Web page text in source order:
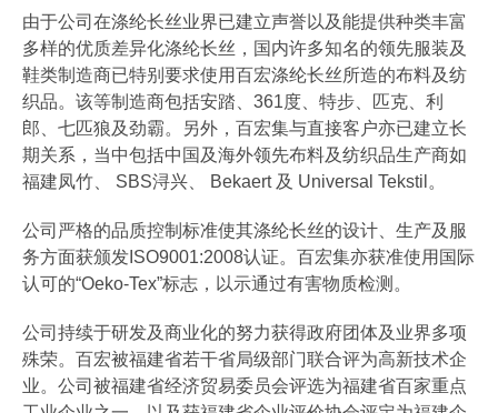
由于公司在涤纶长丝业界已建立声誉以及能提供种类丰富
多样的优质差异化涤纶长丝，国内许多知名的领先服装及
鞋类制造商已特别要求使用百宏涤纶长丝所造的布料及纺
织品。该等制造商包括安踏、361度、特步、匹克、利
郎、七匹狼及劲霸。另外，百宏集与直接客户亦已建立长
期关系，当中包括中国及海外领先布料及纺织品生产商如
福建凤竹、 SBS浔兴、 Bekaert 及 Universal Tekstil。
公司严格的品质控制标准使其涤纶长丝的设计、生产及服
务方面获颁发ISO9001:2008认证。百宏集亦获准使用国际
认可的“Oeko-Tex”标志，以示通过有害物质检测。
公司持续于研发及商业化的努力获得政府团体及业界多项
殊荣。百宏被福建省若干省局级部门联合评为高新技术企
业。公司被福建省经济贸易委员会评选为福建省百家重点